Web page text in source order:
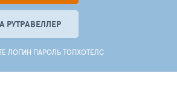
РУТРАВЕЛЛЕР
ЛОГИН ПАРОЛЬ ТОПХОТЕЛС